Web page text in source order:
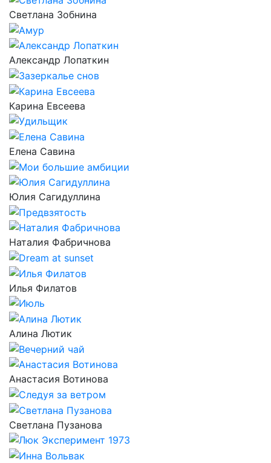
Светлана Зобнина
Александр Лопаткин
Карина Евсеева
Елена Савина
Юлия Сагидуллина
Наталия Фабричнова
Илья Филатов
Алина Лютик
Анастасия Вотинова
Светлана Пузанова